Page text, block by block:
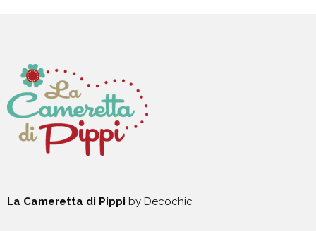
La Cameretta di Pippi by Decochic